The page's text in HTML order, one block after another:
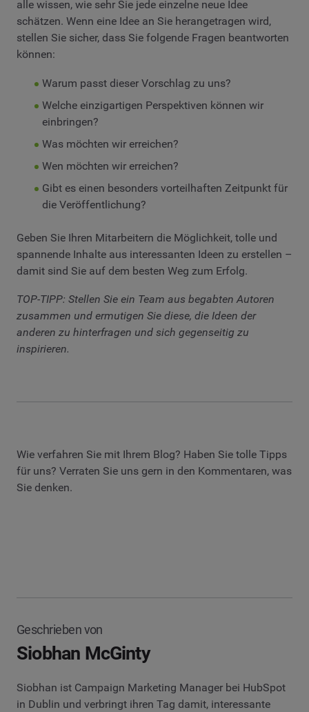
alle wissen, wie sehr Sie jede einzelne neue Idee
schätzen. Wenn eine Idee an Sie herangetragen wird,
stellen Sie sicher, dass Sie folgende Fragen beantworten
können:
Warum passt dieser Vorschlag zu uns?
Welche einzigartigen Perspektiven können wir
einbringen?
Was möchten wir erreichen?
Wen möchten wir erreichen?
Gibt es einen besonders vorteilhaften Zeitpunkt für
die Veröffentlichung?
Geben Sie Ihren Mitarbeitern die Möglichkeit, tolle und
spannende Inhalte aus interessanten Ideen zu erstellen –
damit sind Sie auf dem besten Weg zum Erfolg.
TOP-TIPP: Stellen Sie ein Team aus begabten Autoren
zusammen und ermutigen Sie diese, die Ideen der
anderen zu hinterfragen und sich gegenseitig zu
inspirieren.
Wie verfahren Sie mit Ihrem Blog? Haben Sie tolle Tipps
für uns? Verraten Sie uns gern in den Kommentaren, was
Sie denken.
Geschrieben von
Siobhan McGinty
Siobhan ist Campaign Marketing Manager bei HubSpot
in Dublin und verbringt ihren Tag damit, interessante